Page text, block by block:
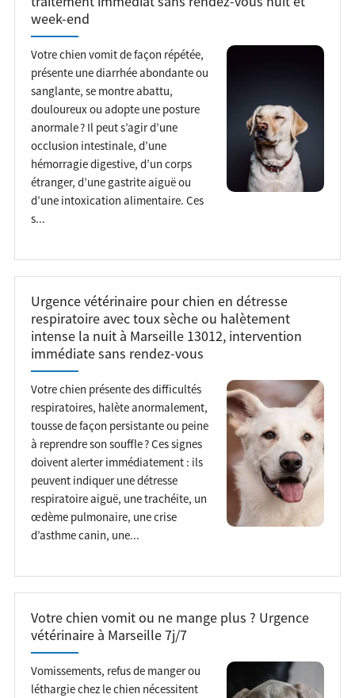
week-end
Votre chien vomit de façon répétée,
présente une diarrhée abondante ou
sanglante, se montre abattu,
douloureux ou adopte une posture
anormale ? Il peut s’agir d’une
occlusion intestinale, d’une
hémorragie digestive, d’un corps
étranger, d’une gastrite aiguë ou
d’une intoxication alimentaire. Ces
s...
Urgence vétérinaire pour chien en détresse
respiratoire avec toux sèche ou halètement
intense la nuit à Marseille 13012, intervention
immédiate sans rendez-vous
Votre chien présente des difficultés
respiratoires, halète anormalement,
tousse de façon persistante ou peine
à reprendre son souffle ? Ces signes
doivent alerter immédiatement : ils
peuvent indiquer une détresse
respiratoire aiguë, une trachéite, un
œdème pulmonaire, une crise
d’asthme canin, une...
Votre chien vomit ou ne mange plus ? Urgence
vétérinaire à Marseille 7j/7
Vomissements, refus de manger ou
léthargie chez le chien nécessitent